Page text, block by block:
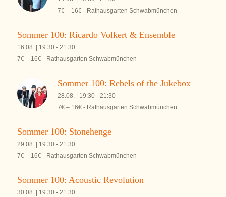
7€ – 16€- Rathausgarten Schwabmünchen
Sommer 100: Ricardo Volkert & Ensemble
16.08. | 19:30- 21:30
7€ – 16€- Rathausgarten Schwabmünchen
Sommer 100: Rebels of the Jukebox
28.08. | 19:30- 21:30
7€ – 16€- Rathausgarten Schwabmünchen
Sommer 100: Stonehenge
29.08. | 19:30- 21:30
7€ – 16€- Rathausgarten Schwabmünchen
Sommer 100: Acoustic Revolution
30.08. | 19:30- 21:30